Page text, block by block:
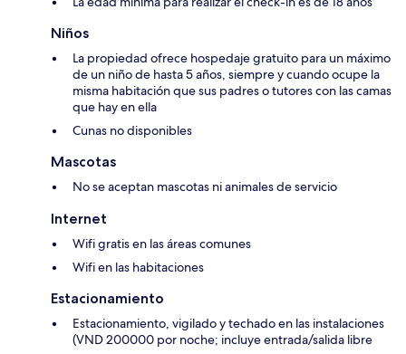
Niños
La propiedad ofrece hospedaje gratuito para un máximo
de un niño de hasta 5 años, siempre y cuando ocupe la
misma habitación que sus padres o tutores con las camas
que hay en ella
Cunas no disponibles
Mascotas
No se aceptan mascotas ni animales de servicio
Internet
Wifi gratis en las áreas comunes
Wifi en las habitaciones
Estacionamiento
Estacionamiento, vigilado y techado en las instalaciones
(VND 200000 por noche; incluye entrada/salida libre